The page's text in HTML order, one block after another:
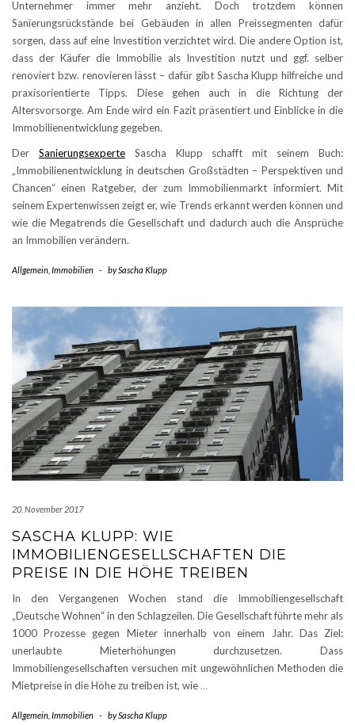
Unternehmer immer mehr anzieht. Doch trotzdem können
Sanierungsrückstände bei Gebäuden in allen Preissegmenten dafür
sorgen, dass auf eine Investition verzichtet wird. Die andere Option ist,
dass der Käufer die Immobilie als Investition nutzt und ggf. selber
renoviert bzw. renovieren lässt – dafür gibt Sascha Klupp hilfreiche und
praxisorientierte Tipps. Diese gehen auch in die Richtung der
Altersvorsorge. Am Ende wird ein Fazit präsentiert und Einblicke in die
Immobilienentwicklung gegeben.
Der SanierungsexperteSascha Klupp schafft mit seinem Buch:
„Immobilienentwicklung in deutschen Großstädten – Perspektiven und
Chancen“ einen Ratgeber, der zum Immobilienmarkt informiert. Mit
seinem Expertenwissen zeigt er, wie Trends erkannt werden können und
wie die Megatrends die Gesellschaft und dadurch auch die Ansprüche
an Immobilien verändern.
Allgemein Immobilien - bySascha Klupp
20. November 2017
SASCHA KLUPP: WIE
IMMOBILIENGESELLSCHAFTEN DIE
PREISE IN DIE HÖHE TREIBEN
In den Vergangenen Wochen stand die Immobiliengesellschaft
„Deutsche Wohnen“ in den Schlagzeilen. Die Gesellschaft führte mehr als
1000 Prozesse gegen Mieter innerhalb von einem Jahr. Das Ziel:
unerlaubte Mieterhöhungen durchzusetzen. Dass
Immobiliengesellschaften versuchen mit ungewöhnlichen Methoden die
Mietpreise in die Höhe zu treiben ist, wie…
Allgemein Immobilien - bySascha Klupp